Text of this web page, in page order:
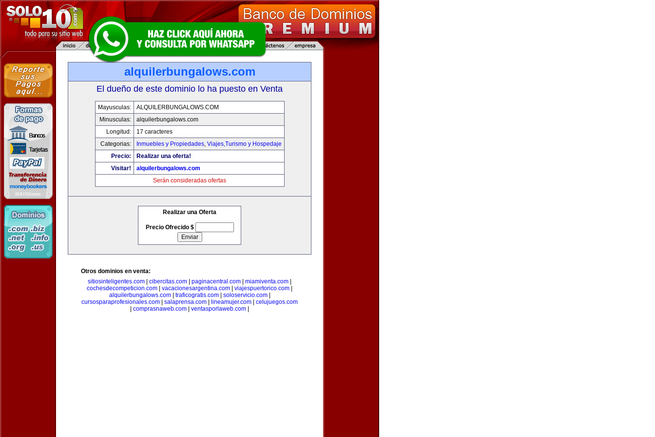
alquilerbungalows.com
El dueño de este dominio lo ha puesto en Venta
Mayusculas:
ALQUILERBUNGALOWS.COM
Minusculas:
alquilerbungalows.com
Longitud:
17 caracteres
Categorias:
Inmuebles y Propiedades, Viajes,Turismo y Hospedaje
Precio:
Realizar una oferta!
Visitar!
alquilerbungalows.com
Serán consideradas ofertas
Realizar una Oferta
Precio Ofrecido $
Otros dominios en venta:
sitiosinteligentes.com
cibercitas.com paginacentral.com miamiventa.com
cochesdecompeticion.com
vacacionesargentina.com viajespuertorico.com
alquilerbungalows.com| traficogratis.com| soloservicio.com|
cursosparaprofesionales.com
salaprensa.com lineamujer.com
celujuegos.com
comprasnaweb.com ventasporlaweb.com